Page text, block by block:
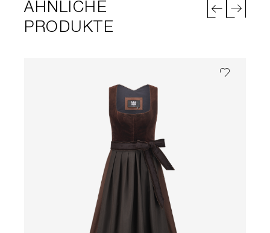
ÄHNLICHE
PRODUKTE